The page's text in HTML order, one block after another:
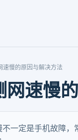
速慢的原因与解决方法
网速慢
一定是手机故障